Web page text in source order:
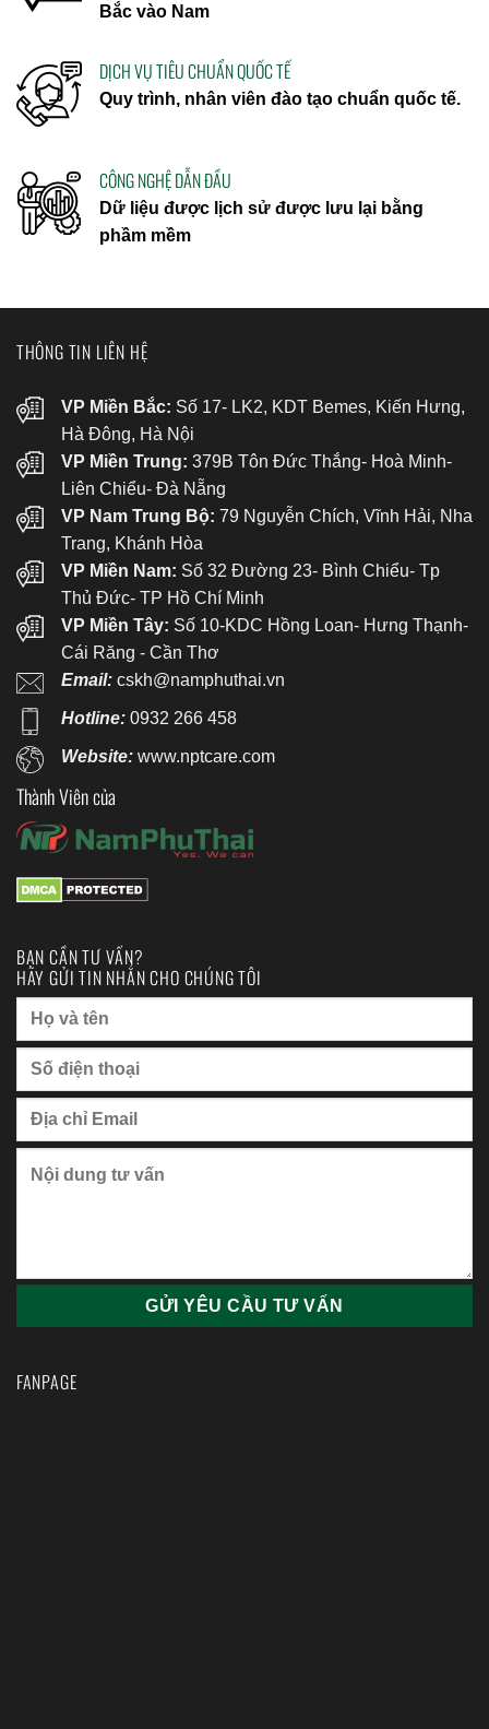
Bắc vào Nam
DỊCH VỤ TIÊU CHUẨN QUỐC TẾ
Quy trình, nhân viên đào tạo chuẩn quốc tế.
CÔNG NGHỆ DẪN ĐẦU
Dữ liệu được lịch sử được lưu lại bằng
phầm mềm
THÔNG TIN LIÊN HỆ
VP Miền Bắc: Số 17- LK2, KDT Bemes, Kiến Hưng,
Hà Đông, Hà Nội
VP Miền Trung: 379B Tôn Đức Thắng- Hoà Minh-
Liên Chiểu- Đà Nẵng
VP Nam Trung Bộ: 79 Nguyễn Chích, Vĩnh Hải, Nha
Trang, Khánh Hòa
VP Miền Nam: Số 32 Đường 23- Bình Chiểu- Tp
Thủ Đức- TP Hồ Chí Minh
VP Miền Tây: Số 10-KDC Hồng Loan- Hưng Thạnh-
Cái Răng - Cần Thơ
Email: cskh@namphuthai.vn
Hotline: 0932 266 458
Website:www.nptcare.com
Thành Viên của
BẠN CẦN TƯ VẤN?
HÃY GỬI TIN NHẮN CHO CHÚNG TÔI
FANPAGE